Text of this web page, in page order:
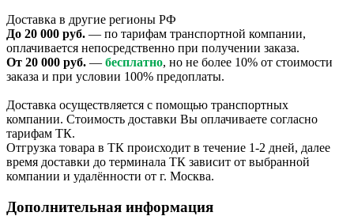
Доставка в другие регионы РФ
До 20 000 руб. — по тарифам транспортной компании,
оплачивается непосредственно при получении заказа.
От 20 000 руб. — бесплатно, но не более 10% от стоимости
заказа и при условии 100% предоплаты.
Доставка осуществляется с помощью транспортных
компании. Стоимость доставки Вы оплачиваете согласно
тарифам ТК.
Отгрузка товара в ТК происходит в течение 1-2 дней, далее
время доставки до терминала ТК зависит от выбранной
компании и удалённости от г. Москва.
Дополнительная информация